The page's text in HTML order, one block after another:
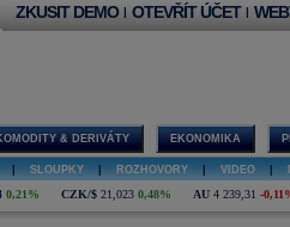
ZKUSIT DEMO | OTEVŘÍT ÚČET |
& DERIVÁTY EKONOMIKA
SLOUPKY ROZHOVORY VIDEO
0,21% CZK/$ 21,023 0,48% AU 4 239,31 -